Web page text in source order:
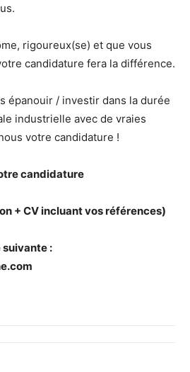
rigoureux(se) et que vous
candidature fera la différence.
épanouir / investir dans la durée
industrielle avec de vraies
votre candidature !
candidature
+ CV incluant vos références)
suivante :